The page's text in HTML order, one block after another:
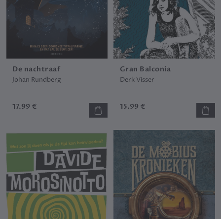
De nachtraaf
Johan Rundberg
17.99 €
Gran Balconia
Derk Visser
15.99 €